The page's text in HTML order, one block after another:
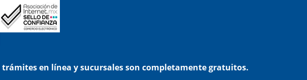
trámites en línea y sucursales son completamente gratuitos.